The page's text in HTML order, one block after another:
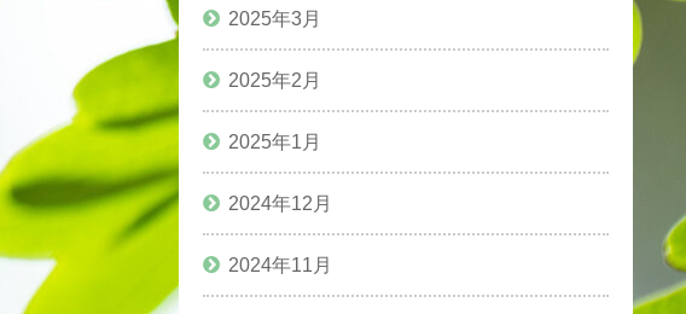
2025年3月
2025年2月
2025年1月
2024年12月
2024年11月